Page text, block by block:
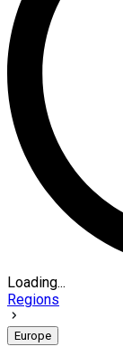
Loading...
Regions
Europe